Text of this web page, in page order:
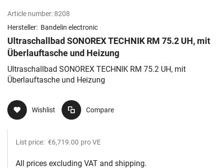
Article number: 8208
Hersteller: Bandelin electronic
Ultraschallbad SONOREX TECHNIK RM 75.2 UH, mit
Überlauftasche und Heizung
Ultraschallbad SONOREX TECHNIK RM 75.2 UH, mit
Überlauftasche und Heizung
Wishlist Compare
List price: €6,719.00 pro VE
All prices excluding VAT and shipping.